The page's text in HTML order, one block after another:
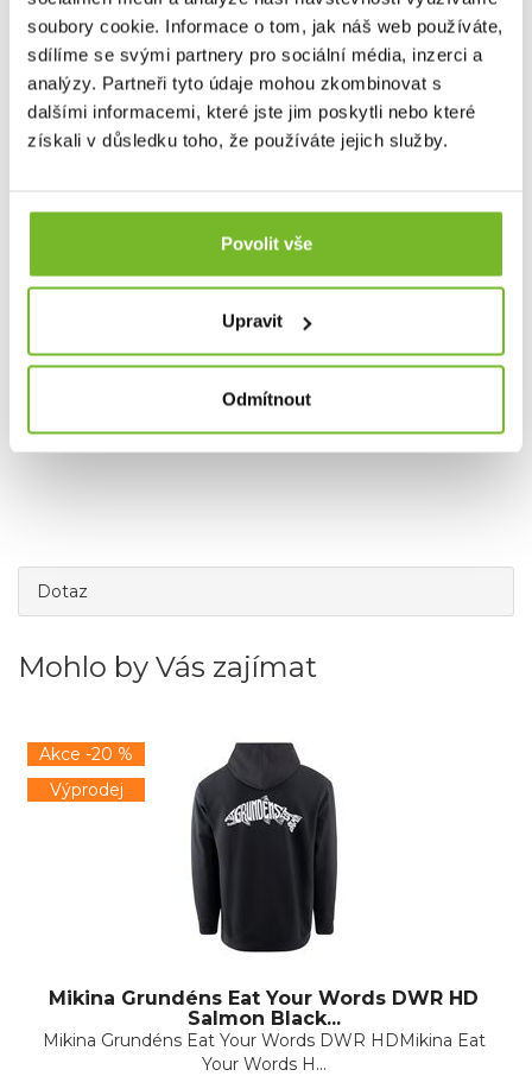
soubory cookie. Informace o tom, jak náš web používáte,
sdílíme se svými partnery pro sociální média, inzerci a
analýzy. Partneři tyto údaje mohou zkombinovat s
dalšími informacemi, které jste jim poskytli nebo které
získali v důsledku toho, že používáte jejich služby.
Povolit vše
Upravit
Odmítnout
ve městě, Grundéns nabízí produkty, které vás udrží v
suchu, teple a stylu. Přidejte se k tisícům spokojených
zákazníků a objevte, proč je Grundéns synonymem pro
nejlepší rybářské oblečení na trhu.
Společnost MORIS design s.r.o., provozovateleshopu
Dotaz
Mohlo by Vás zajímat
Akce -20 %
Výprodej
Mikina Grundéns Eat Your Words DWR HD
Salmon Black...
Mikina Grundéns Eat Your Words DWR HDMikina Eat
Your Words H...